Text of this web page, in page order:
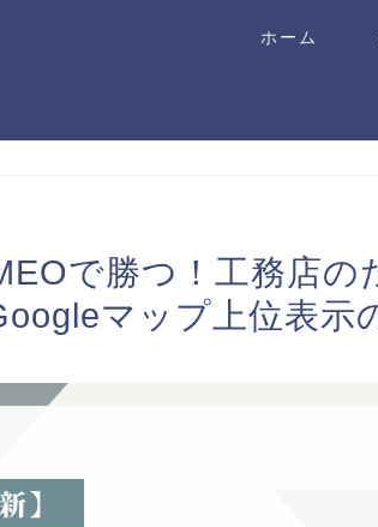
ホーム
で勝つ！工務店の
マップ上位表示